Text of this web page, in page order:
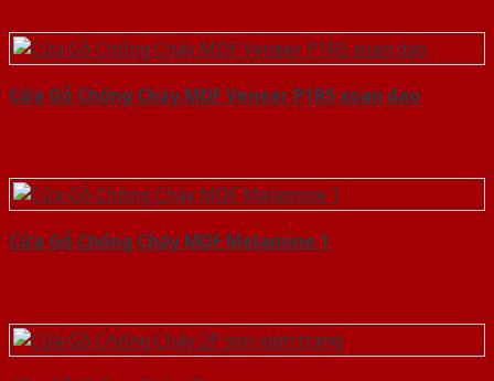
Cửa Gỗ Chống Cháy MDF Veneer P1R5 xoan dao
Cửa Gỗ Chống Cháy MDF Melamine 1